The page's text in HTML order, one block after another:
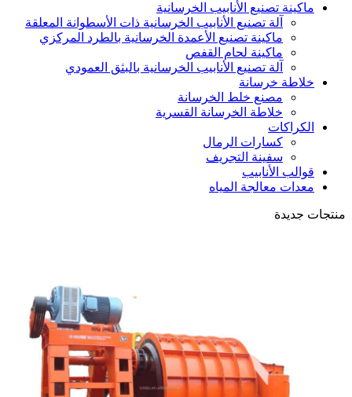
ماكينة تصنيع الأنابيب الخرسانية
آلة تصنيع الأنابيب الخرسانية ذات الأسطوانة المعلقة
ماكينة تصنيع الأعمدة الخرسانية بالطرد المركزي
ماكينة لحام القفص
آلة تصنيع الأنابيب الخرسانية بالبثق العمودي
خلاطة خرسانة
مصنع خلط الخرسانة
خلاطة الخرسانة القسرية
الكراكات
كسارات الرمال
سفينة التجريف
قوالب الأنابيب
معدات معالجة المياه
منتجات جديدة